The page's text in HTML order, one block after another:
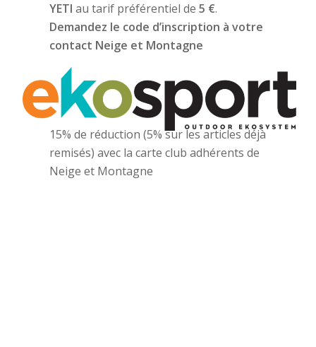
YETI au tarif préférentiel de5 €.
Demandez le code d’inscription à votre
contact Neige et Montagne
15% de réduction (5% sur les articles déjà
remisés) avec la carte club adhérents de
Neige et Montagne